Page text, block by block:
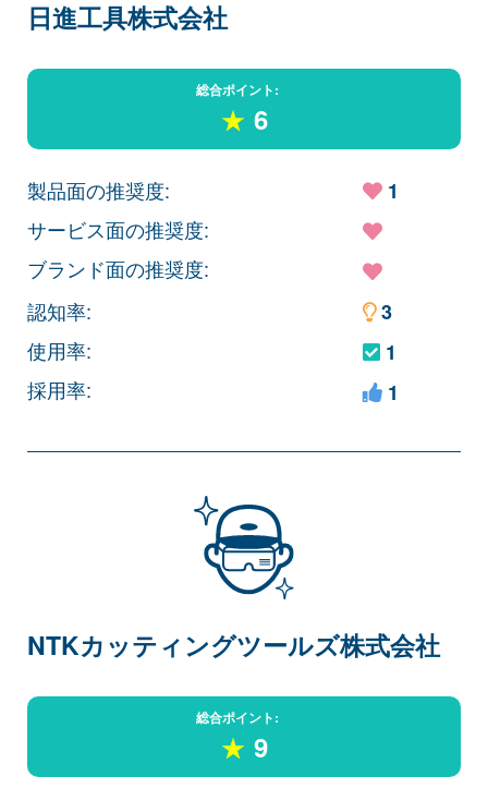
日進工具株式会社
総合ポイント:
★ 6
製品面の推奨度:
サービス面の推奨度:
ブランド面の推奨度:
1
認知率:
使用率:
採用率:
3
1
1
NTKカッティングツールズ株式会社
総合ポイント:
★ 9